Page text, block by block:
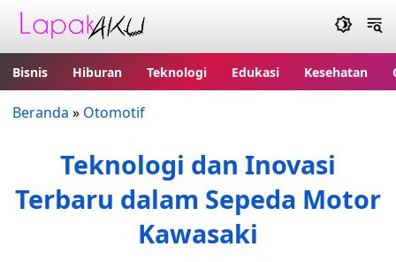
Bisnis Hiburan Teknologi Edukasi Kesehatan
Beranda » Otomotif
Teknologi dan Inovasi
Terbaru dalam Sepeda Motor
Kawasaki